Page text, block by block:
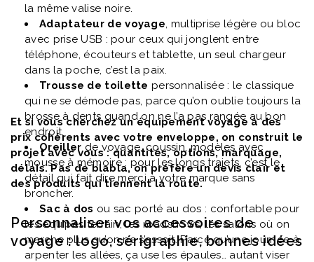
la même valise noire.
Adaptateur de voyage, multiprise légère ou bloc
avec prise USB : pour ceux qui jonglent entre
téléphone, écouteurs et tablette, un seul chargeur
dans la poche, c’est la paix.
Trousse de toilette personnalisée : le classique
qui ne se démode pas, parce qu’on oublie toujours la
brosse à dents quand on ne l’a pas rangée au bon
endroit.
Oreiller de voyage, coussin, modèles avec
mousse à mémoire : pour les longs trajets, c’est le
détail qui fait dire merci à votre marque sans
broncher.
Sac à dos ou sac porté au dos : confortable pour
les équipes terrain, les roadshows, les salons où on
marche plus qu’on ne s’assoit. Parce qu’une journée à
arpenter les allées, ça use les épaules… autant viser
Et si vous cherchez un équipement voyage à des
prix cohérents avec votre enveloppe, on construit le
projet avec vous : quantités, options, marquage,
délais. Pas de blabla, on préfère un devis clair et
des produits qui tiennent la route.
Personnaliser vos accessoires de
voyage : logo, sérigraphie, bonnes idées